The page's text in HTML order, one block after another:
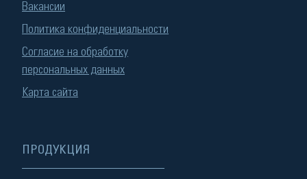
Вакансии
Политика конфиденциальности
Согласие на обработку
персональных данных
Карта сайта
ПРОДУКЦИЯ